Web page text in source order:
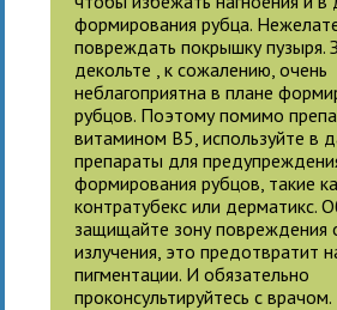
формирования рубца.
повреждать покрышку пузыря.
декольте , к сожалению, очень
неблагоприятна в плане
рубцов. Поэтому помимо
витамином В5, используйте в
препараты для
формирования рубцов, такие
контратубекс или дерматикс.
защищайте зону повреждения
излучения, это предотвратит
пигментации. И обязательно
проконсультируйтесь с врачом.